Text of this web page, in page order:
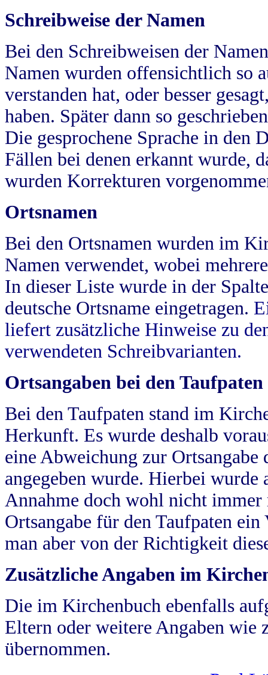
Schreibweise der Namen
Bei den Schreibweisen der
Namen wurden offensichtlich so
verstanden hat, oder besser
haben. Später dann so
Die gesprochene Sprache in
Fällen bei denen erkannt wurde,
wurden Korrekturen
Ortsnamen
Bei den Ortsnamen wurden im
Namen verwendet, wobei
In dieser Liste wurde in der
deutsche Ortsname eingetragen.
liefert zusätzliche Hinweise zu
verwendeten Schreibvarianten.
Ortsangaben bei den Taufpaten
Bei den Taufpaten stand im
Herkunft. Es wurde deshalb
eine Abweichung zur
angegeben wurde. Hierbei wurde
Annahme doch wohl nicht
Ortsangabe für den Taufpaten
man aber von der Richtigkeit
Zusätzliche Angaben im
Die im Kirchenbuch ebenfalls
Eltern oder weitere Angaben wie
übernommen.